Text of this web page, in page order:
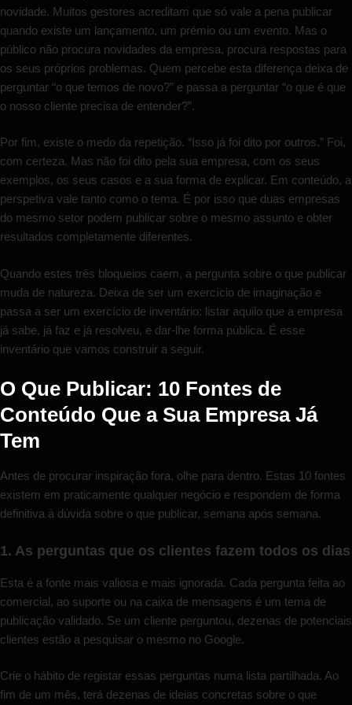
novidade. Muitos gestores acreditam que só vale a pena publicar
quando existe um lançamento, um prémio ou um evento. Mas o
público não procura novidades da empresa, procura respostas para
os seus próprios problemas. Quem percebe esta diferença deixa de
perguntar “o que temos de novo?” e passa a perguntar “o que é que
o nosso cliente precisa de entender?”.
Por fim, existe o medo da repetição. “Isso já foi dito por outros.” Foi,
com certeza. Mas não foi dito pela sua empresa, com os seus
exemplos, os seus casos e a sua forma de explicar. Em conteúdo, a
perspetiva vale tanto como o tema. É por isso que duas empresas
do mesmo setor podem publicar sobre o mesmo assunto e obter
resultados completamente diferentes.
Quando estes três bloqueios caem, a pergunta sobre o que publicar
muda de natureza. Deixa de ser um exercício de imaginação e
passa a ser um exercício de inventário: listar aquilo que a empresa
já sabe, já faz e já resolveu, e dar-lhe forma pública. É esse
inventário que vamos construir a seguir.
O Que Publicar: 10 Fontes de
Conteúdo Que a Sua Empresa Já
Tem
Antes de procurar inspiração fora, olhe para dentro. Estas 10 fontes
existem em praticamente qualquer negócio e respondem de forma
definitiva à dúvida sobre o que publicar, semana após semana.
1. As perguntas que os clientes fazem todos os dias
Esta é a fonte mais valiosa e mais ignorada. Cada pergunta feita ao
comercial, ao suporte ou na caixa de mensagens é um tema de
publicação validado. Se um cliente perguntou, dezenas de potenciais
clientes estão a pesquisar o mesmo no Google.
Crie o hábito de registar essas perguntas numa lista partilhada. Ao
fim de um mês, terá dezenas de ideias concretas sobre o que